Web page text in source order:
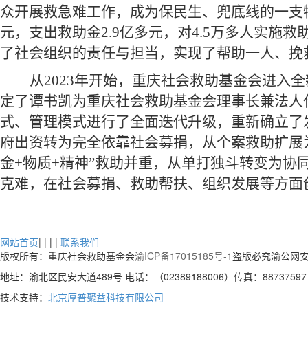
众开展救急难工作，成为保民生、兜底线的一
元，支出救助金2.9亿多元，对4.5万多人实施
了社会组织的责任与担当，实现了帮助一人、
从2023年开始，重庆社会救助基金会进入
定了谭书凯为重庆社会救助基金会理事长兼法
式、管理模式进行了全面迭代升级，重新确立
府出资转为完全依靠社会募捐，从个案救助扩
金+物质+精神”救助并重，从单打独斗转变为
克难，在社会募捐、救助帮扶、组织发展等方
网站首页| | | | 联系我们
版权所有：重庆社会救助基金会渝ICP备17015185号-1盗版必究渝公网
地址：渝北区民安大道489号 电话：（02389188006）传真：
技术支持： 北京厚普聚益科技有限公司